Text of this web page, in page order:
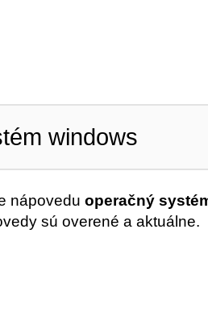
windows
nápovedu operačný
sú overené a aktuálne.